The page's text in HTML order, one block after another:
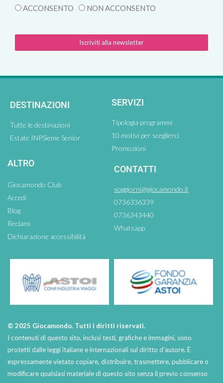
ACCONSENTO NON ACCONSENTO
Iscriviti alla newsletter
DESTINAZIONI
Tutte le destinazioni
Estate INPSieme Senior
SERVIZI
Tipologia programmi
10 motivi per sceglierci
Promozioni
ALTRO
Giocamondo Club
Accedi
Blog
Reclami
Dichiarazione accessibilità
CONTATTI
soggiorni@giocamondo.it
0736336339
0736343440
Whatsapp
© 2025 Giocamondo. Tutti i diritti riservati.
I contenuti di questo sito, inclusi testi, grafiche e immagini, sono
protetti dalle leggi italiane e internazionali sul diritto d’autore. È
espressamente vietato copiare, distribuire, trasmettere, pubblicare o
modificare qualsiasi materiale di questo sito senza il previo consenso